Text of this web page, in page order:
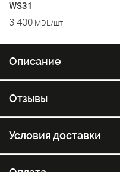
WS31
3 400 MDL/шт
Описание
Отзывы
Условия доставки